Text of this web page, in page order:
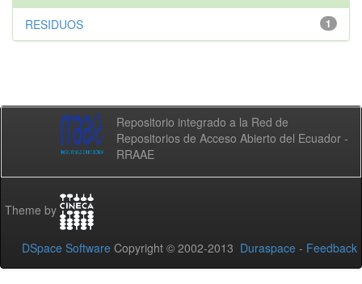
1
RESIDUOS
Repositorio integrado a la Red de
Repositorios de Acceso Abierto del Ecuador -
RRAAE
Theme by
DSpace Software Copyright © 2002-2013 Duraspace - Feedback